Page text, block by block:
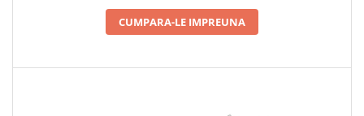
CUMPARA-LE IMPREUNA